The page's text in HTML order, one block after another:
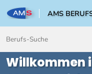
AMS
Willkommen